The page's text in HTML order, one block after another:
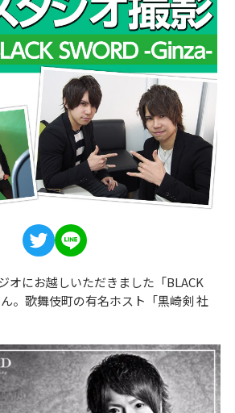
オにお越しいただきました「BLACK
。歌舞伎町の有名ホスト「黒崎剣 社